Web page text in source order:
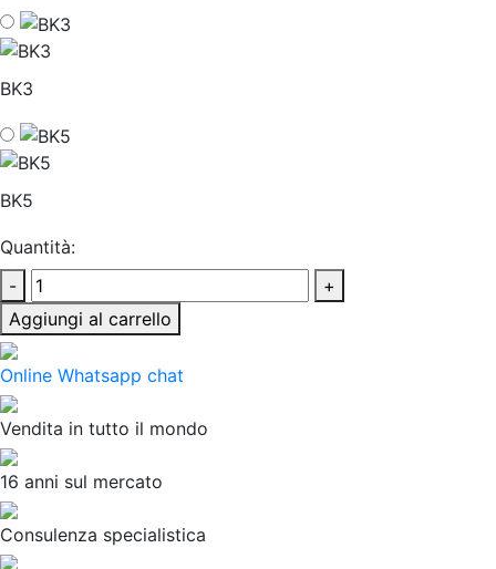
BK3
BK5
Quantità:
-
+
Aggiungi al carrello
Online Whatsapp chat
Vendita in tutto il mondo
16 anni sul mercato
Consulenza specialistica